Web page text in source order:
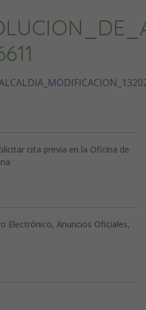
cita previa en la Oficina de
Electrónico, Anuncios Oficiales,